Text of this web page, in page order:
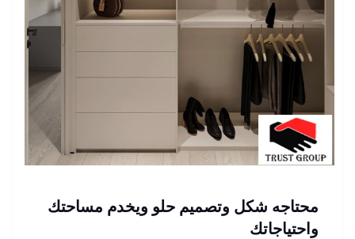
محتاجه شكل وتصميم حلو ويخدم مساحتك
واحتياجاتك